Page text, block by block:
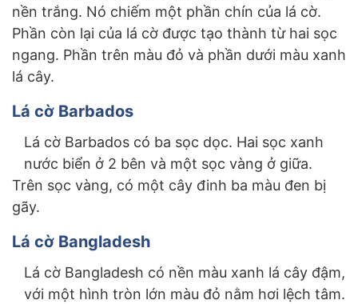
nền trắng. Nó chiếm một phần chín của lá cờ.
Phần còn lại của lá cờ được tạo thành từ hai sọc
ngang. Phần trên màu đỏ và phần dưới màu xanh
lá cây.
Lá cờ Barbados
Lá cờ Barbados có ba sọc dọc. Hai sọc xanh
nước biển ở 2 bên và một sọc vàng ở giữa.
Trên sọc vàng, có một cây đinh ba màu đen bị
gãy.
Lá cờ Bangladesh
Lá cờ Bangladesh có nền màu xanh lá cây đậm,
với một hình tròn lớn màu đỏ nằm hơi lệch tâm.